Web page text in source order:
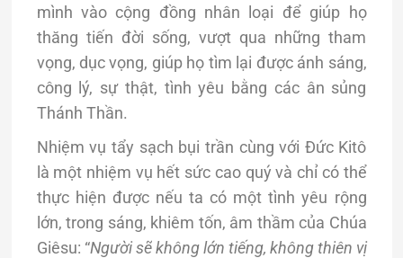
mình vào cộng đồng nhân loại để giúp họ
thăng tiến đời sống, vượt qua những tham
vọng, dục vọng, giúp họ tìm lại được ánh sáng,
công lý, sự thật, tình yêu bằng các ân sủng
Thánh Thần.
Nhiệm vụ tẩy sạch bụi trần cùng với Đức Kitô
là một nhiệm vụ hết sức cao quý và chỉ có thể
thực hiện được nếu ta có một tình yêu rộng
lớn, trong sáng, khiêm tốn, âm thầm của Chúa
Giêsu: “Người sẽ không lớn tiếng, không thiên vị